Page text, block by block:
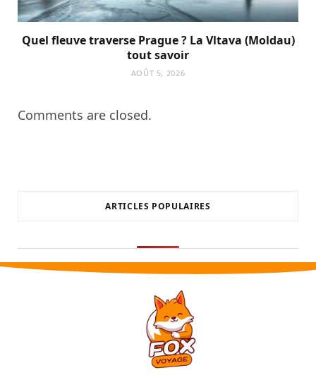
Quel fleuve traverse Prague ? La Vltava (Moldau)
tout savoir
AOÛT 5, 2026
Comments are closed.
ARTICLES POPULAIRES